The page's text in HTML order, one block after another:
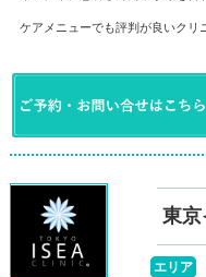
ケアメニューでも評判が良いクリ
東京
エリア